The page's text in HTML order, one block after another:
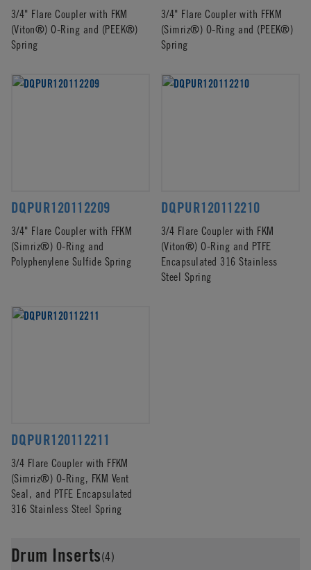
3/4" Flare Coupler with FKM
(Viton®) O-Ring and (PEEK®)
Spring
3/4" Flare Coupler with FFKM
(Simriz®) O-Ring and (PEEK®)
Spring
DQPUR120112209
3/4" Flare Coupler with FFKM
(Simriz®) O-Ring and
Polyphenylene Sulfide Spring
DQPUR120112210
3/4 Flare Coupler with FKM
(Viton®) O-Ring and PTFE
Encapsulated 316 Stainless
Steel Spring
DQPUR120112211
3/4 Flare Coupler with FFKM
(Simriz®) O-Ring, FKM Vent
Seal, and PTFE Encapsulated
316 Stainless Steel Spring
Drum Inserts(4)